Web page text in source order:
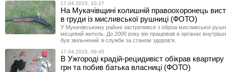
17.04.2015, 10:27
На Мукачівщині колишній правоохоронець
в груди із мисливської рушниці (ФОТО)
У Мукачівському районі застрелився з обріза мисливської
місцевий житель. До 2000 року він працював в органах
був звільнений зі служби за станом здоров′я.
17.04.2015, 09:45
В Ужгороді крадій-рецидивіст обікрав
грн та побив батька власниці (ФОТО)